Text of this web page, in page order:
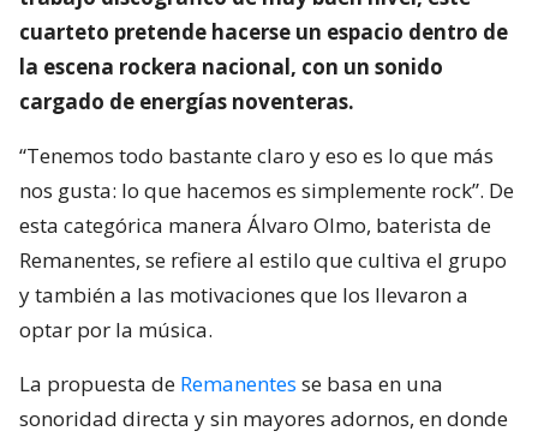
cuarteto pretende hacerse un espacio dentro de
la escena rockera nacional, con un sonido
cargado de energías noventeras.
“Tenemos todo bastante claro y eso es lo que más
nos gusta: lo que hacemos es simplemente rock”. De
esta categórica manera Álvaro Olmo, baterista de
Remanentes, se refiere al estilo que cultiva el grupo
y también a las motivaciones que los llevaron a
optar por la música.
La propuesta de Remanentes se basa en una
sonoridad directa y sin mayores adornos, en donde